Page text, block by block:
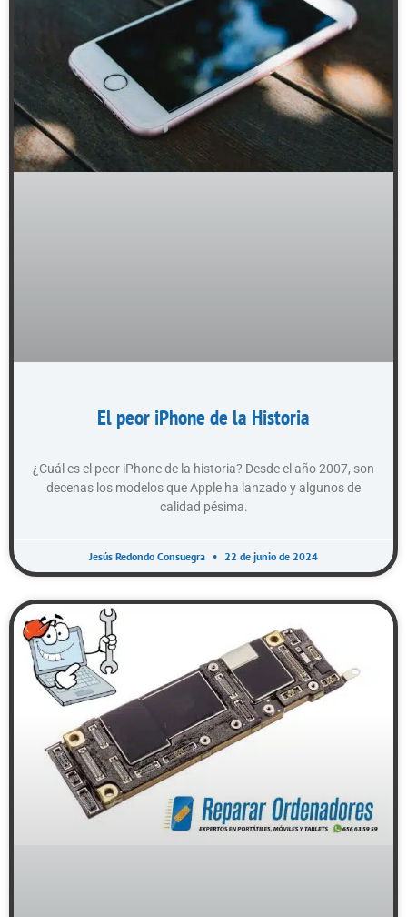
El peor iPhone de la Historia
¿Cuál es el peor iPhone de la historia? Desde el año 2007, son
decenas los modelos que Apple ha lanzado y algunos de
calidad pésima.
Jesús Redondo Consuegra 22 de junio de 2024